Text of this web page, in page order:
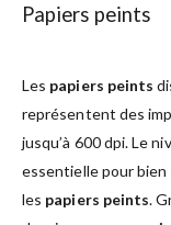
Papiers peints
Les papiers peints
représentent des
jusqu’à 600 dpi. Le
essentielle pour bien
les papiers peints.